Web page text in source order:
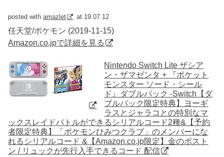
posted withamazlet at 19.07.12
任天堂/ポケモン (2019-11-15)
Amazon.co.jpで詳細を見る
Nintendo Switch Lite ザシア
ン・ザマゼンタ + 『ポケット
モンスター ソード・シール
ド』ダブルパック -Switch【ダ
ブルパック限定特典】ヨーギ
ラスとジャラコとの特別なマ
ックスレイドバトルができるシリアルコード2種&【予約
者限定特典】「ポケモンひみつクラブ」のメンバーにな
れるシリアルコード &【Amazon.co.jp限定】金のボスト
ン / リュックが先行入手できるコード 配信